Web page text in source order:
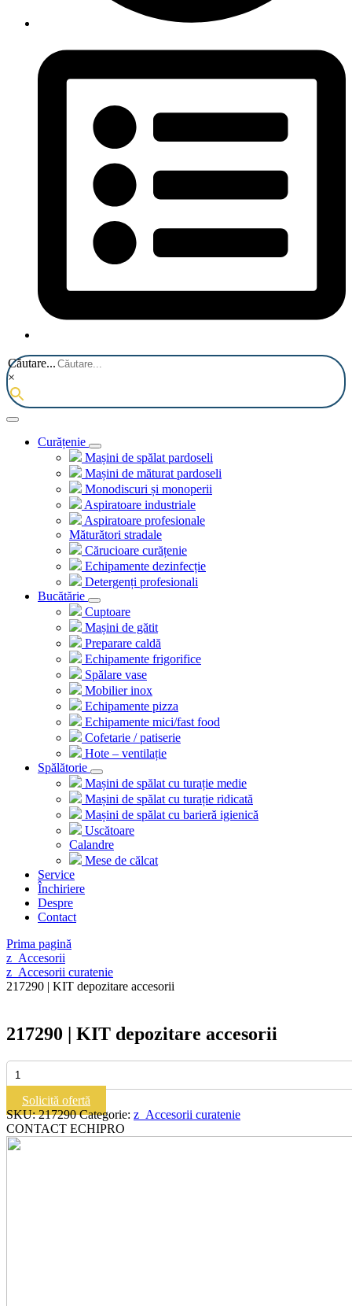
Căutare...
×
Curățenie
Mașini de spălat pardoseli
Mașini de măturat pardoseli
Monodiscuri și monoperii
Aspiratoare industriale
Aspiratoare profesionale
Măturători stradale
Cărucioare curățenie
Echipamente dezinfecție
Detergenți profesionali
Bucătărie
Cuptoare
Mașini de gătit
Preparare caldă
Echipamente frigorifice
Spălare vase
Mobilier inox
Echipamente pizza
Echipamente mici/fast food
Cofetarie / patiserie
Hote – ventilație
Spălătorie
Mașini de spălat cu turație medie
Mașini de spălat cu turație ridicată
Mașini de spălat cu barieră igienică
Uscătoare
Calandre
Mese de călcat
Service
Închiriere
Despre
Contact
Prima pagină
z_Accesorii
z_Accesorii curatenie
217290 | KIT depozitare accesorii
217290 | KIT depozitare accesorii
Cantitate
217290
KIT
depozitare
accesorii
Solicită ofertă
SKU:217290 Categorie: z_Accesorii curatenie
CONTACT ECHIPRO